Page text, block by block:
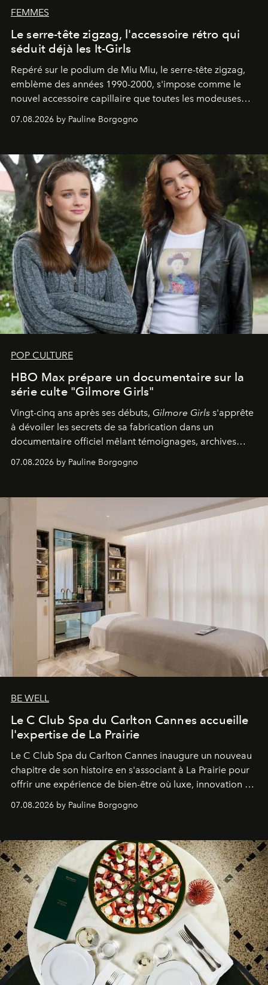
FEMMES
Le serre-tête zigzag, l'accessoire rétro qui
séduit déjà les It-Girls
Repéré sur le podium de Miu Miu, le serre-tête zigzag,
emblème des années 1990-2000, s'impose comme le
nouvel accessoire capillaire que toutes les modeuses
07.08.2026 by Pauline Borgogno
POP CULTURE
HBO Max prépare un documentaire sur la
série culte "Gilmore Girls"
Vingt-cinq ans après ses débuts, Gilmore Girls s'apprête
à dévoiler les secrets de sa fabrication dans un
documentaire officiel mêlant témoignages, archives
générationnel.
07.08.2026 by Pauline Borgogno
BE WELL
Le C Club Spa du Carlton Cannes accueille
l'expertise de La Prairie
Le C Club Spa du Carlton Cannes inaugure un nouveau
chapitre de son histoire en s'associant à La Prairie pour
offrir une expérience de bien-être où luxe, innovation et
07.08.2026 by Pauline Borgogno